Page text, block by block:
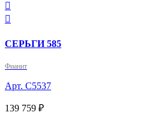


СЕРЬГИ 585
Фианит
Арт. С5537
139 759 ₽